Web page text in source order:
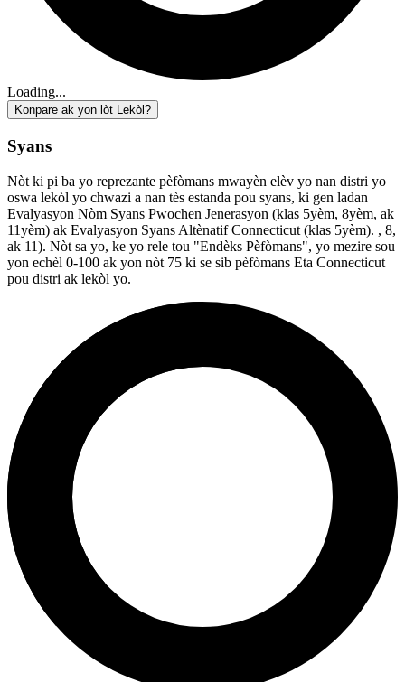
Loading...
Konpare ak yon lòt Lekòl?
Syans
Nòt ki pi ba yo reprezante pèfòmans mwayèn elèv yo nan distri yo
oswa lekòl yo chwazi a nan tès estanda pou syans, ki gen ladan
Evalyasyon Nòm Syans Pwochen Jenerasyon (klas 5yèm, 8yèm, ak
11yèm) ak Evalyasyon Syans Altènatif Connecticut (klas 5yèm). , 8,
ak 11). Nòt sa yo, ke yo rele tou "Endèks Pèfòmans", yo mezire sou
yon echèl 0-100 ak yon nòt 75 ki se sib pèfòmans Eta Connecticut
pou distri ak lekòl yo.